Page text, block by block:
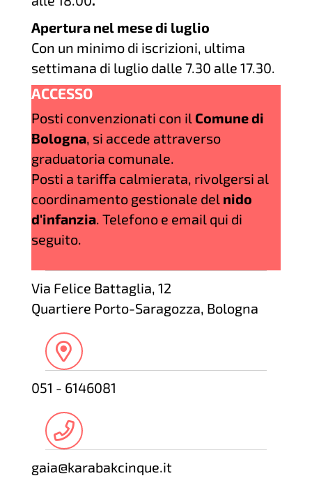
Apertura nel mese di luglio
Con un minimo di iscrizioni, ultima
settimana di luglio dalle 7.30 alle 17.30.
ACCESSO
Posti convenzionati con il Comune di
Bologna, si accede attraverso
graduatoria comunale.
Posti a tariffa calmierata, rivolgersi al
coordinamento gestionale del nido
d'infanzia. Telefono e email qui di
seguito.
Via Felice Battaglia, 12
Quartiere Porto-Saragozza, Bologna
051 - 6146081
gaia@karabakcinque.it